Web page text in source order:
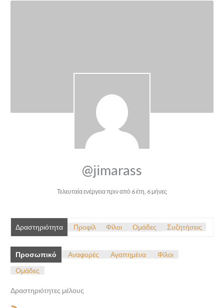
@jimarass
Τελευταία ενέργεια πριν από 6 έτη, 6 μήνες
Δραστηριότητα Προφίλ Φίλοι Ομάδες Συζητήσεις
Προσωπικό Αναφορές Αγαπημένα
Φίλοι
Ομάδες
Δραστηριότητες μέλους